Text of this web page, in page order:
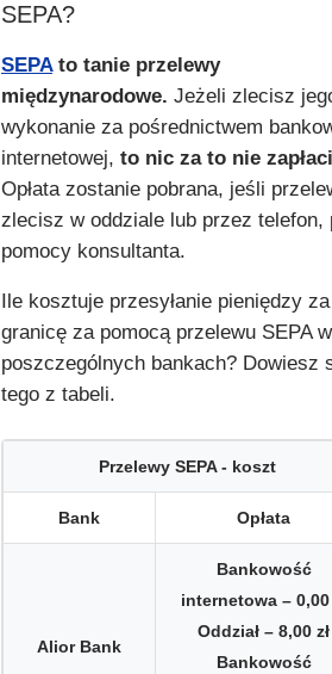
SEPA?
SEPAto tanie przelewy
międzynarodowe. Jeżeli zlecisz
wykonanie za pośrednictwem
internetowej, to nic za to nie
Opłata zostanie pobrana, jeśli
zlecisz w oddziale lub przez telefon,
pomocy konsultanta.
Ile kosztuje przesyłanie pieniędzy za
granicę za pomocą przelewu SEPA w
poszczególnych bankach? Dowiesz
tego z tabeli.
Przelewy SEPA - koszt
Bank Opłata
Alior Bank
Bankowość
internetowa – 0,00
Oddział – 8,00 zł
Bankowość